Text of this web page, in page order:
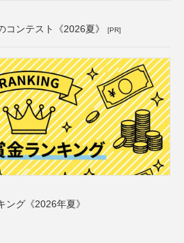
コンテスト《2026夏》 [PR]
グ《2026年夏》